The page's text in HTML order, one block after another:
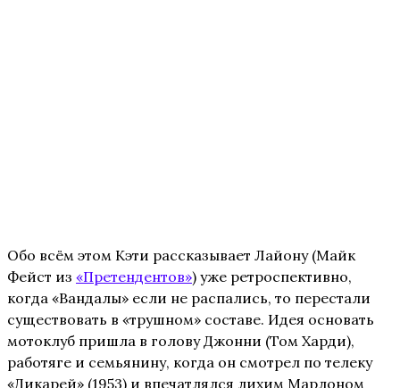
Обо всём этом Кэти рассказывает Лайону (Майк
Фейст из «Претендентов») уже ретроспективно,
когда «Вандалы» если не распались, то перестали
существовать в «трушном» составе. Идея основать
мотоклуб пришла в голову Джонни (Том Харди),
работяге и семьянину, когда он смотрел по телеку
«Дикарей» (1953) и впечатлялся лихим Марлоном